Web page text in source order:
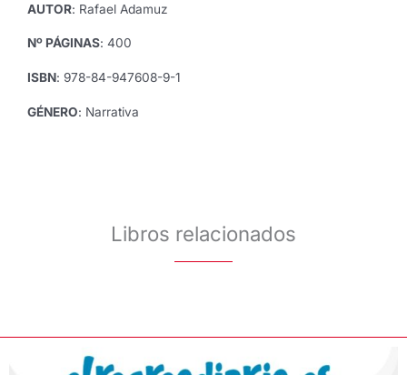
AUTOR: Rafael Adamuz
Nº PÁGINAS: 400
ISBN: 978-84-947608-9-1
GÉNERO: Narrativa
Libros relacionados